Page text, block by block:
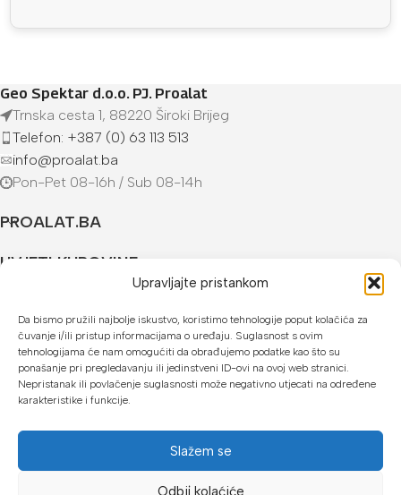
Upravljajte pristankom
Da bismo pružili najbolje iskustvo, koristimo tehnologije poput kolačića za
čuvanje i/ili pristup informacijama o uređaju. Suglasnost s ovim
tehnologijama će nam omogućiti da obrađujemo podatke kao što su
ponašanje pri pregledavanju ili jedinstveni ID-ovi na ovoj web stranici.
Nepristanak ili povlačenje suglasnosti može negativno utjecati na određene
karakteristike i funkcije.
Slažem se
Odbij kolaćiće
Geo Spektar d.o.o. PJ. Proalat
Trnska cesta 1, 88220 Široki Brijeg
Telefon: +387 (0) 63 113 513
info@proalat.ba
Pon-Pet 08-16h / Sub 08-14h
PROALAT.BA
UVJETI KUPOVINE
U našoj web trgovini možete platiti:
Kreditnim karticama jednokratno ili do 24 rate
Gotovinom prilikom preuzimanja
Mikrofin do 18 rata